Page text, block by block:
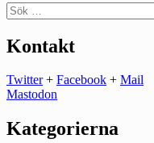
Sök
efter:
Kontakt
Twitter+ Facebook + Mail
Mastodon
Kategorierna